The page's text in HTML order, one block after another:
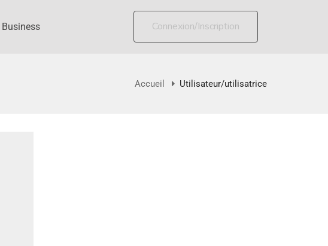
Business Connexion/Inscription
Accueil Utilisateur/utilisatrice